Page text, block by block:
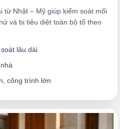
từ Nhật – Mỹ giúp kiểm soát mối
và bị tiêu diệt toàn bộ tổ theo
lâu dài
công trình lớn